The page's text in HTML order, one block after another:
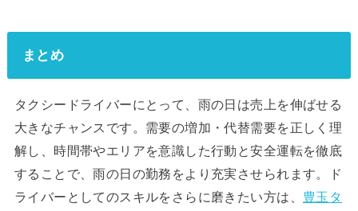
まとめ
タクシードライバーにとって、雨の日は売上を伸ばせる
大きなチャンスです。需要の増加・代替需要を正しく理
解し、時間帯やエリアを意識した行動と安全運転を徹底
することで、雨の日の勤務をより充実させられます。ド
ライバーとしてのスキルをさらに磨きたい方は、 豊玉タ